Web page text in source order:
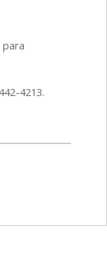
para
4213.